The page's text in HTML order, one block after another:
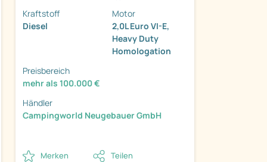
Kraftstoff
Diesel
Motor
2,0L Euro VI-E,
Heavy Duty
Homologation
Preisbereich
mehr als 100.000 €
Händler
Campingworld Neugebauer GmbH
Merken Teilen